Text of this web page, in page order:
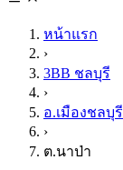
หน้าแรก
›
3BB ชลบุรี
›
อ.เมืองชลบุรี
›
ต.นาป่า